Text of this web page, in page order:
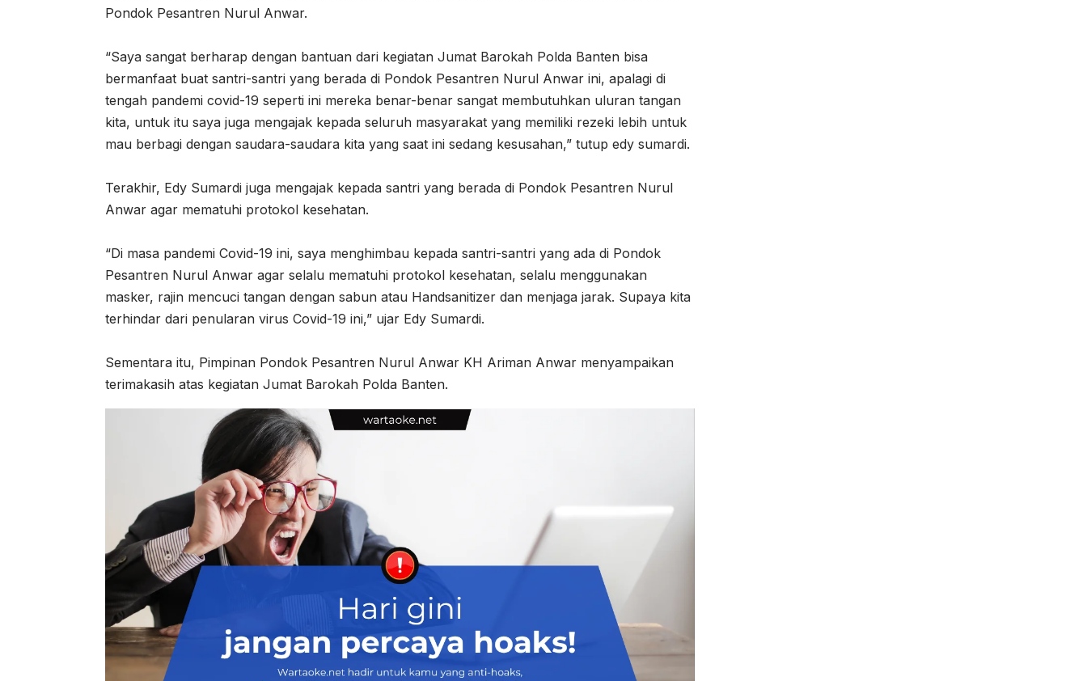
Pondok Pesantren Nurul Anwar.
“Saya sangat berharap dengan bantuan dari kegiatan Jumat Barokah Polda Banten bisa
bermanfaat buat santri-santri yang berada di Pondok Pesantren Nurul Anwar ini, apalagi di
tengah pandemi covid-19 seperti ini mereka benar-benar sangat membutuhkan uluran tangan
kita, untuk itu saya juga mengajak kepada seluruh masyarakat yang memiliki rezeki lebih untuk
mau berbagi dengan saudara-saudara kita yang saat ini sedang kesusahan,” tutup edy sumardi.
Terakhir, Edy Sumardi juga mengajak kepada santri yang berada di Pondok Pesantren Nurul
Anwar agar mematuhi protokol kesehatan.
“Di masa pandemi Covid-19 ini, saya menghimbau kepada santri-santri yang ada di Pondok
Pesantren Nurul Anwar agar selalu mematuhi protokol kesehatan, selalu menggunakan
masker, rajin mencuci tangan dengan sabun atau Handsanitizer dan menjaga jarak. Supaya kita
terhindar dari penularan virus Covid-19 ini,” ujar Edy Sumardi.
Sementara itu, Pimpinan Pondok Pesantren Nurul Anwar KH Ariman Anwar menyampaikan
terimakasih atas kegiatan Jumat Barokah Polda Banten.